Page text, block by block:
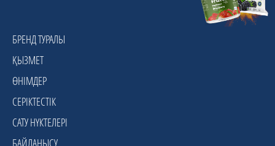
БРЕНД ТУРАЛЫ
ҚЫЗМЕТ
ӨНІМДЕР
СЕРІКТЕСТІК
САТУ НҮКТЕЛЕРІ
БАЙЛАНЫСУ